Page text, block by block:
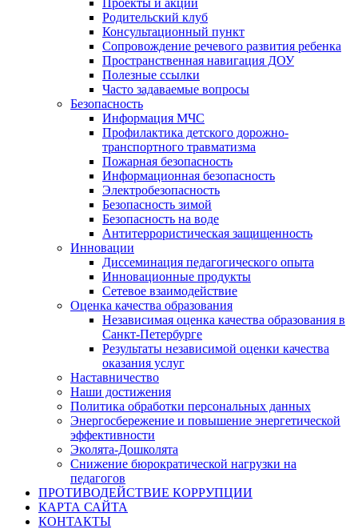
Проекты и акции
Родительский клуб
Консультационный пункт
Сопровождение речевого развития ребенка
Пространственная навигация ДОУ
Полезные ссылки
Часто задаваемые вопросы
Безопасность
Информация МЧС
Профилактика детского дорожно-
транспортного травматизма
Пожарная безопасность
Информационная безопасность
Электробезопасность
Безопасность зимой
Безопасность на воде
Антитеррористическая защищенность
Инновации
Диссеминация педагогического опыта
Инновационные продукты
Сетевое взаимодействие
Оценка качества образования
Независимая оценка качества образования в
Санкт-Петербурге
Результаты независимой оценки качества
оказания услуг
Наставничество
Наши достижения
Политика обработки персональных данных
Энергосбережение и повышение энергетической
эффективности
Эколята-Дошколята
Снижение бюрократической нагрузки на
педагогов
ПРОТИВОДЕЙСТВИЕ КОРРУПЦИИ
КАРТА САЙТА
КОНТАКТЫ